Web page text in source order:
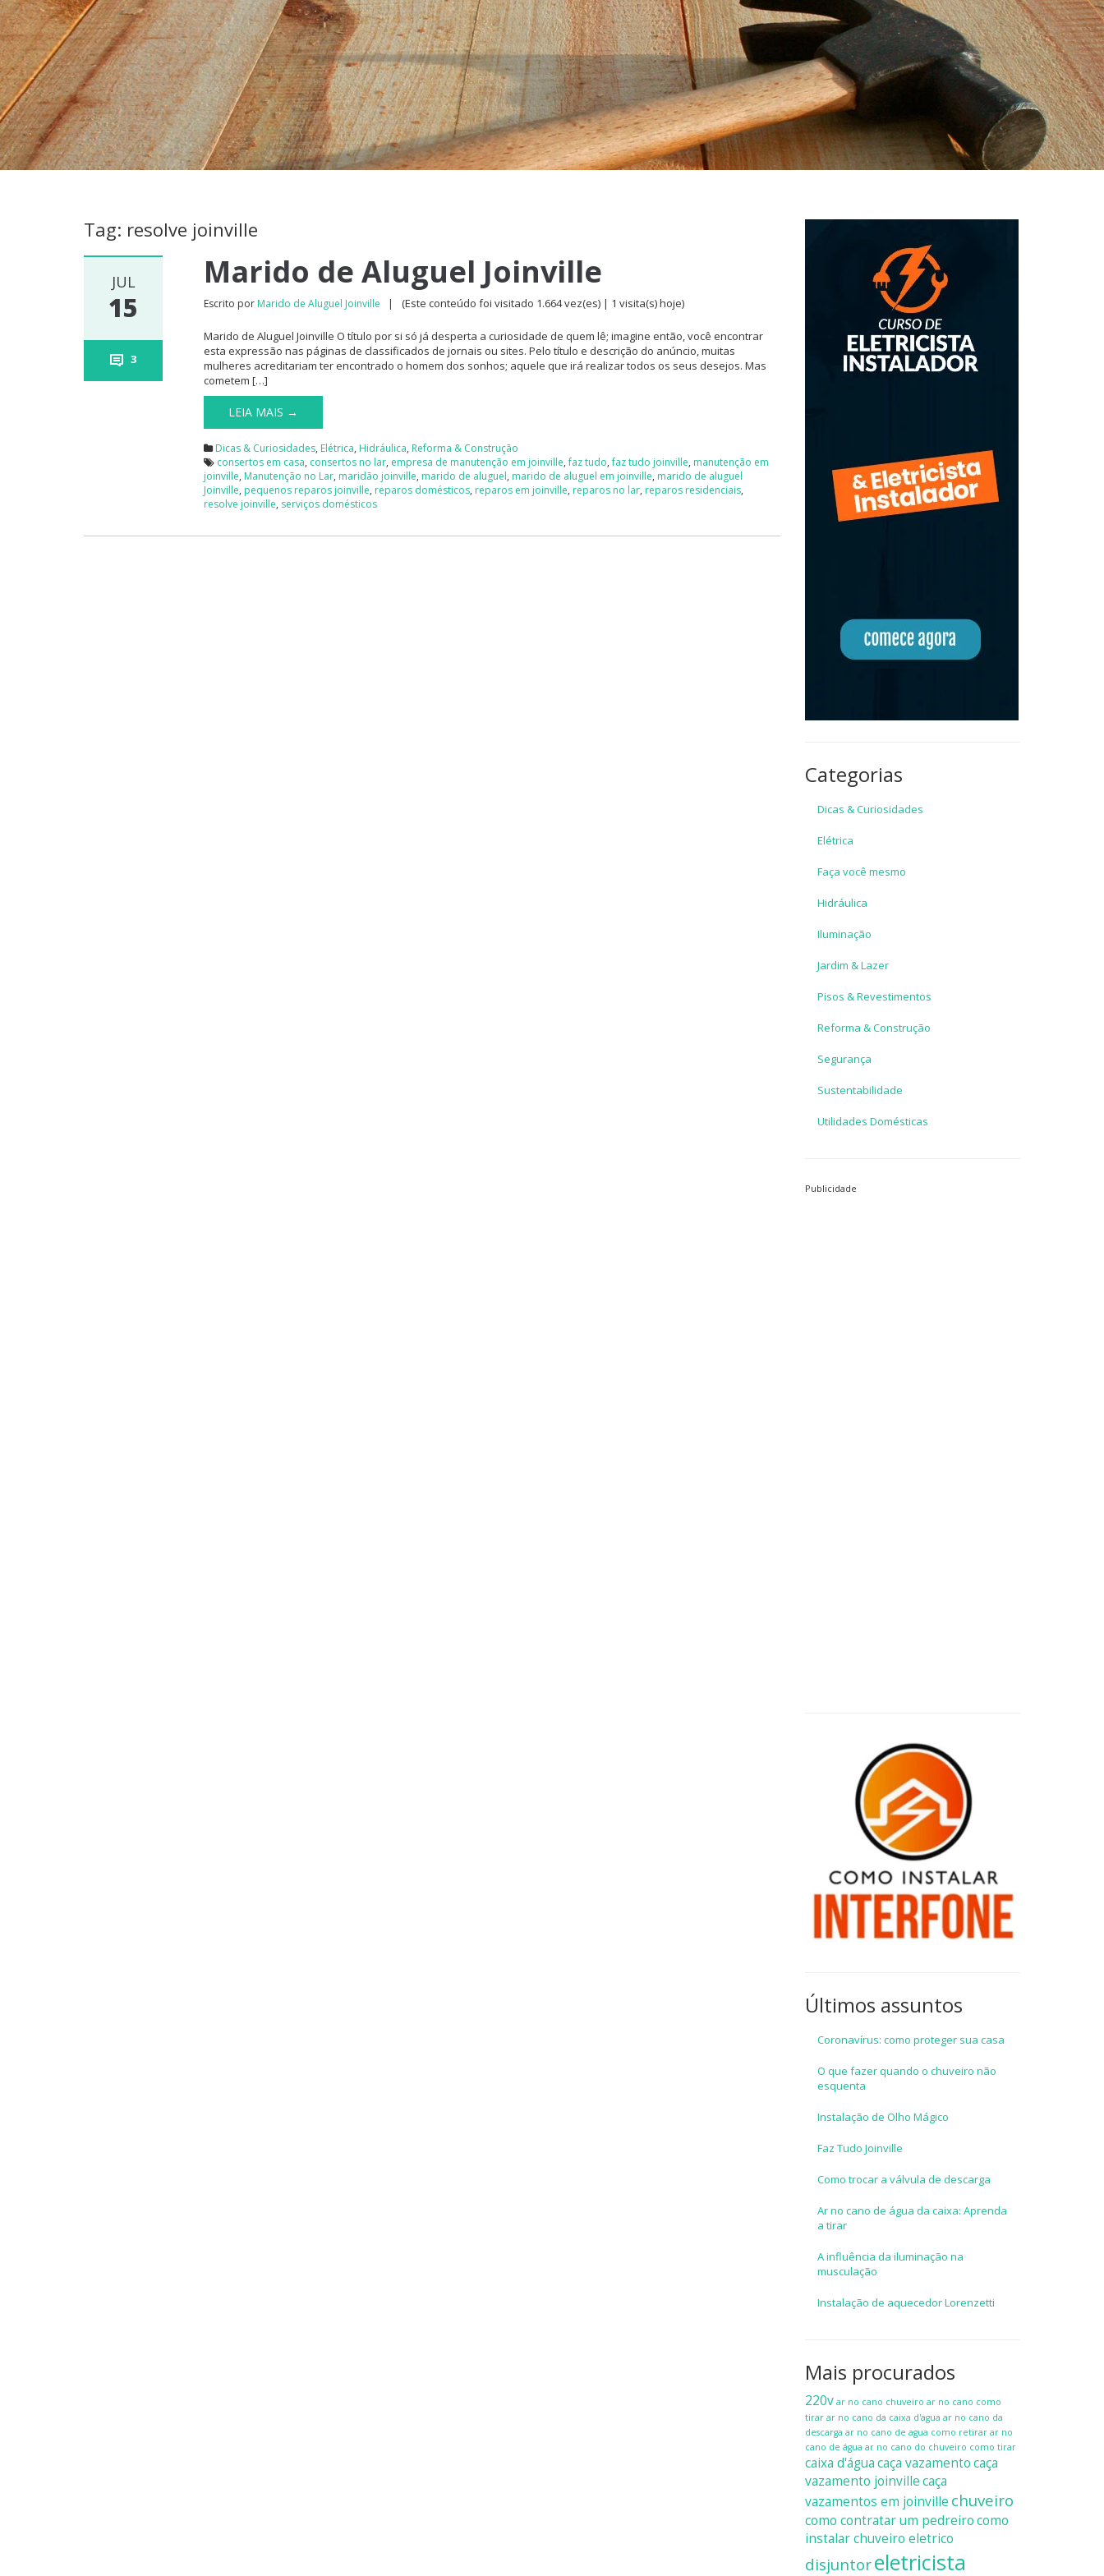
Tag: resolve joinville
JUL
15
3
Marido de Aluguel Joinville
Escrito por Marido de Aluguel Joinville | (Este conteúdo foi visitado 1.664 vez(es) | 1 visita(s) hoje)
Marido de Aluguel Joinville O título por si só já desperta a curiosidade de quem lê; imagine então, você encontrar
esta expressão nas páginas de classificados de jornais ou sites. Pelo título e descrição do anúncio, muitas
mulheres acreditariam ter encontrado o homem dos sonhos; aquele que irá realizar todos os seus desejos. Mas
cometem […]
LEIA MAIS →
Dicas & Curiosidades, Elétrica, Hidráulica, Reforma & Construção
consertos em casa, consertos no lar, empresa de manutenção em joinville,faz tudo,faz tudo joinville, manutenção em
joinville, Manutenção no Lar, maridão joinville, marido de aluguel, marido de aluguel em joinville, marido de aluguel
Joinville, pequenos reparos joinville, reparos domésticos, reparos em joinville, reparos no lar, reparos residenciais,
resolve joinville, serviços domésticos
Categorias
Dicas & Curiosidades
Elétrica
Faça você mesmo
Hidráulica
Iluminação
Jardim & Lazer
Pisos & Revestimentos
Reforma & Construção
Segurança
Sustentabilidade
Utilidades Domésticas
Publicidade
Últimos assuntos
Coronavírus: como proteger sua casa
O que fazer quando o chuveiro não
esquenta
Instalação de Olho Mágico
Faz Tudo Joinville
Como trocar a válvula de descarga
Ar no cano de água da caixa: Aprenda
a tirar
A influência da iluminação na
musculação
Instalação de aquecedor Lorenzetti
Mais procurados
220v ar no cano chuveiro ar no cano como
tirar ar no cano da caixa d'agua ar no cano da
descarga ar no cano de agua como retirar ar no
cano de água ar no cano do chuveiro como tirar
caixa d'águacaça vazamentocaça
vazamento joinvillecaça
vazamentos em joinville chuveiro
como contratar um pedreirocomo
instalar chuveiro eletrico
disjuntoreletricista